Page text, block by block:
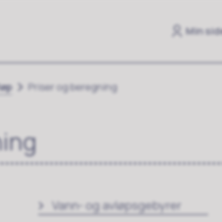
Min
Priser og beregning
Vann- og avløpsgebyrer